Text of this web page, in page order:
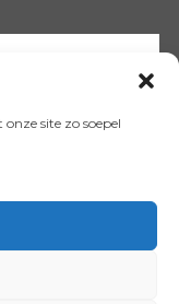
site zo soepel